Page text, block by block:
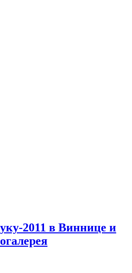
2011 в Виннице и